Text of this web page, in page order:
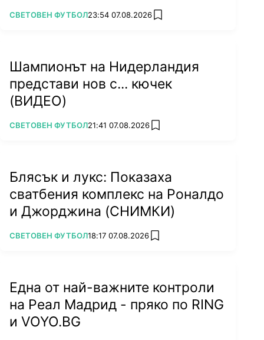
ПОВЕЧЕ ОТ
СВЕТОВЕН ФУТБОЛ23:54 07.08.2026 add favorites
Шампионът на Нидерландия
представи нов с... кючек
(ВИДЕО)
ПОВЕЧЕ ОТ
СВЕТОВЕН ФУТБОЛ21:41 07.08.2026 add favorites
Блясък и лукс: Показаха
сватбения комплекс на Роналдо
и Джорджина (СНИМКИ)
ПОВЕЧЕ ОТ
СВЕТОВЕН ФУТБОЛ18:17 07.08.2026 add favorites
Една от най-важните контроли
на Реал Мадрид - пряко по RING
и VOYO.BG